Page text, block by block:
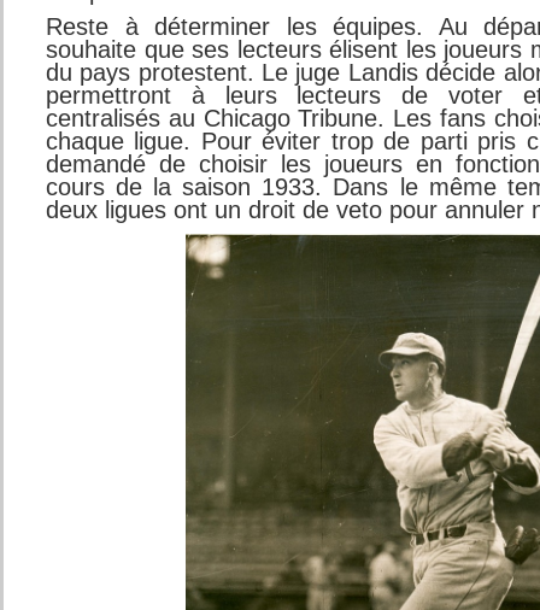
Reste à déterminer les équipes. Au
souhaite que ses lecteurs élisent les joueurs
du pays protestent. Le juge Landis décide
permettront à leurs lecteurs de voter
centralisés au Chicago Tribune. Les fans
chaque ligue. Pour éviter trop de parti pris
demandé de choisir les joueurs en
cours de la saison 1933. Dans le même
deux ligues ont un droit de veto pour annuler